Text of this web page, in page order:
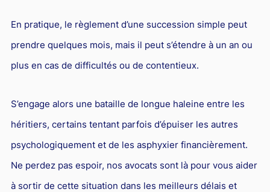
En pratique, le règlement d’une succession simple peut
prendre quelques mois, mais il peut s’étendre à un an ou
plus en cas de difficultés ou de contentieux.
S’engage alors une bataille de longue haleine entre les
héritiers, certains tentant parfois d’épuiser les autres
psychologiquement et de les asphyxier financièrement.
Ne perdez pas espoir, nos avocats sont là pour vous aider
à sortir de cette situation dans les meilleurs délais et